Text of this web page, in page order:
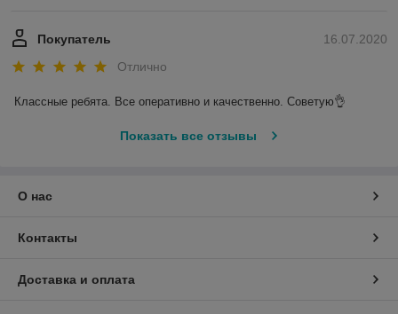
16.07.2020
Покупатель
Отлично
Классные ребята. Все оперативно и качественно. Советую👌
Показать все отзывы
О нас
Контакты
Доставка и оплата